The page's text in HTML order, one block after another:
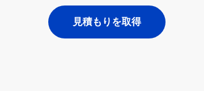
見積もりを取得